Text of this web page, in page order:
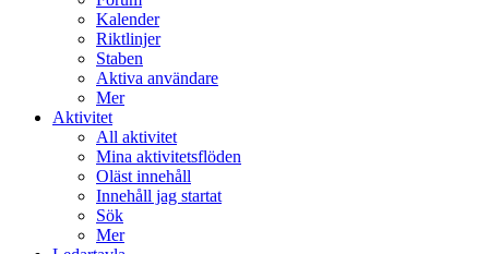
Kalender
Riktlinjer
Staben
Aktiva användare
Mer
Aktivitet
All aktivitet
Mina aktivitetsflöden
Oläst innehåll
Innehåll jag startat
Sök
Mer